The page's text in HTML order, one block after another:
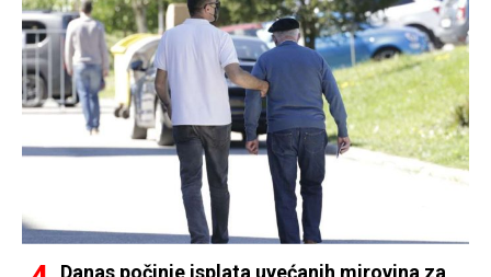
Danas počinje isplata uvećanih mirovina za